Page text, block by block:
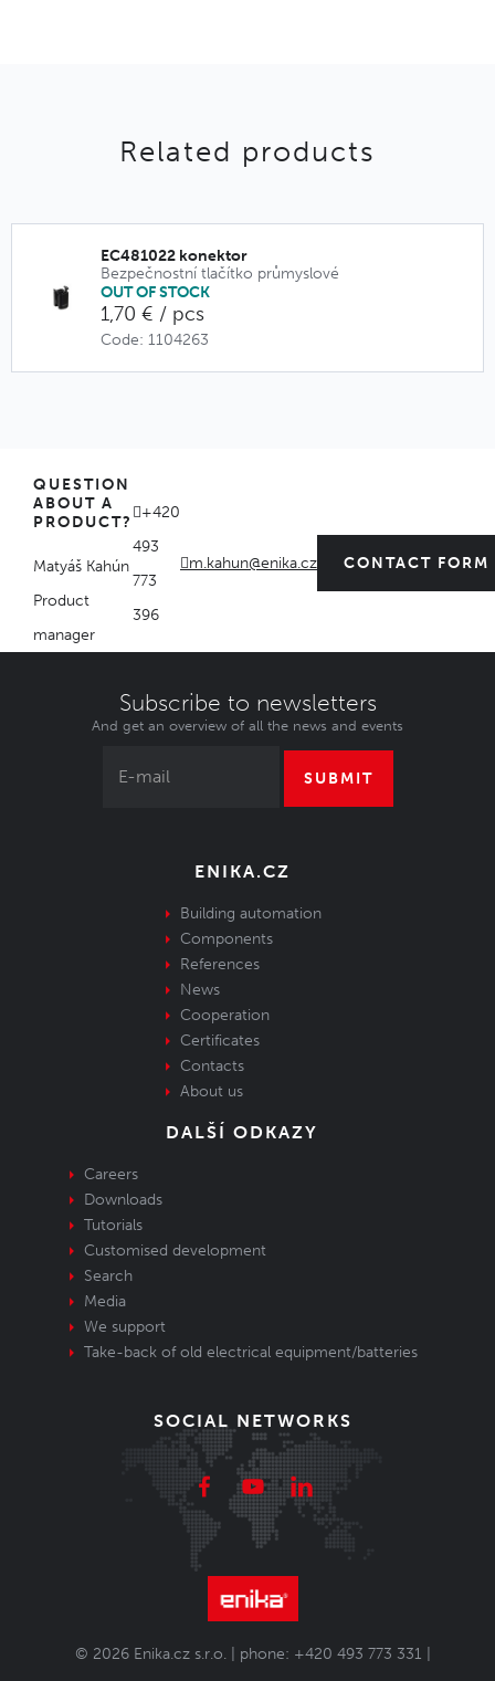
Related products
EC481022 konektor
Bezpečnostní tlačítko průmyslové
OUT OF STOCK
1,70 € / pcs
Code: 1104263
QUESTION
ABOUT A
PRODUCT?
Matyáš Kahún
Product
manager
+420
493
773
396
m.kahun@enika.cz CONTACT FORM
Subscribe to newsletters
And get an overview of all the news and events
SUBMIT
ENIKA.CZ
Building automation
Components
References
News
Cooperation
Certificates
Contacts
About us
DALŠÍ ODKAZY
Careers
Downloads
Tutorials
Customised development
Search
Media
We support
Take-back of old electrical equipment/batteries
SOCIAL NETWORKS
© 2026 Enika.cz s.r.o. | phone: +420 493 773 331 |